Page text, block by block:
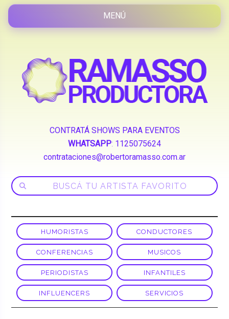
CONTRATÁ SHOWS PARA EVENTOS
WHATSAPP: 1125075624
contrataciones@robertoramasso.com.ar
HUMORISTAS CONDUCTORES
CONFERENCIAS MUSICOS
PERIODISTAS INFANTILES
INFLUENCERS SERVICIOS